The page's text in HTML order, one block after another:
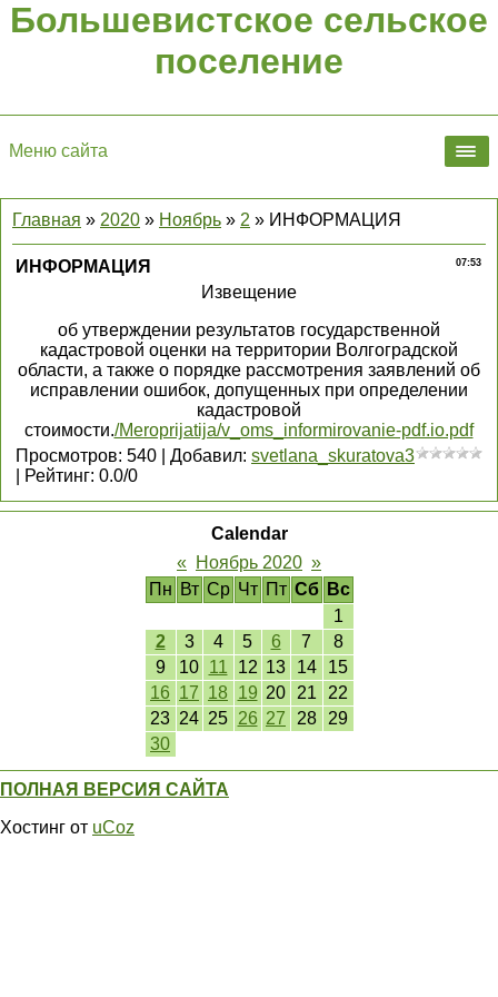
Большевистское сельское
поселение
Меню сайта
Главная » 2020 » Ноябрь » 2 » ИНФОРМАЦИЯ
07:53
ИНФОРМАЦИЯ
Извещение
об утверждении результатов государственной
кадастровой оценки на территории Волгоградской
области, а также о порядке рассмотрения заявлений об
исправлении ошибок, допущенных при определении
кадастровой
стоимости./Meroprijatija/v_oms_informirovanie-pdf.io.pdf
Просмотров: 540 Добавил: svetlana_skuratova3
Рейтинг: 0.0/0
Calendar
« Ноябрь 2020 »
Пн Вт Ср Чт Пт Сб
Вс
1
2
3 4 5 6 7
8
9
10 11 12 13 14
15
16 17 18 19 20 21
22
23 24 25 26 27 28
29
30
ПОЛНАЯ ВЕРСИЯ САЙТА
Хостинг от uCoz